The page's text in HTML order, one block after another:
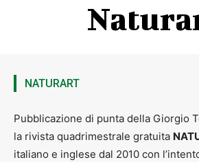
NATURART
Pubblicazione di punta della Giorgio
la rivista quadrimestrale gratuita
italiano e inglese dal 2010 con